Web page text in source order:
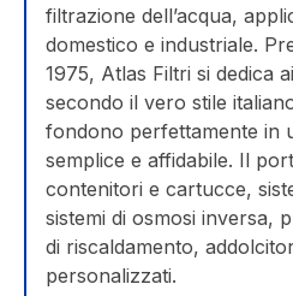
filtrazione dell’acqua,
domestico e industriale.
1975, Atlas Filtri si dedica
secondo il vero stile
fondono perfettamente in
semplice e affidabile. Il
contenitori e cartucce,
sistemi di osmosi inversa,
di riscaldamento,
personalizzati.